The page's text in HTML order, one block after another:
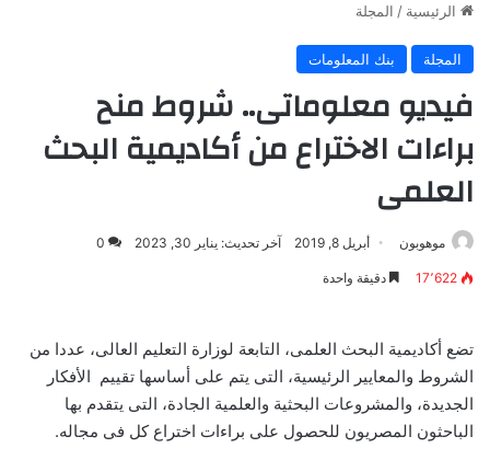
الرئيسية / المجلة
المجلة بنك المعلومات
فيديو معلوماتى.. شروط منح
براءات الاختراع من أكاديمية البحث
العلمى
موهوبون أبريل 8, 2019 آخر تحديث: يناير 30, 2023 0
17٬622 دقيقة واحدة
تضع أكاديمية البحث العلمى، التابعة لوزارة التعليم العالى، عددا من
الشروط والمعايير الرئيسية، التى يتم على أساسها تقييم الأفكار
الجديدة، والمشروعات البحثية والعلمية الجادة، التى يتقدم بها
الباحثون المصريون للحصول على براءات اختراع كل فى مجاله.